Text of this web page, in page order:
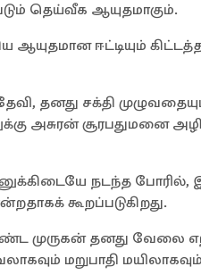
தெய்வீக ஆயுதமாகும்.
ஈட்டியும்
தனது சக்தி
அசுரன் சூரபதுமனை
நடந்த
கூறப்படுகிறது.
முருகன் தனது வேலை
மறுபாதி மயிலாகவும்